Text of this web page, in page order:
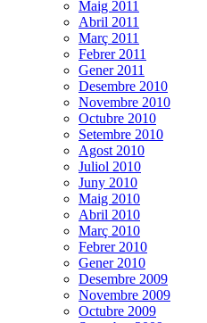
Maig 2011
Abril 2011
Març 2011
Febrer 2011
Gener 2011
Desembre 2010
Novembre 2010
Octubre 2010
Setembre 2010
Agost 2010
Juliol 2010
Juny 2010
Maig 2010
Abril 2010
Març 2010
Febrer 2010
Gener 2010
Desembre 2009
Novembre 2009
Octubre 2009